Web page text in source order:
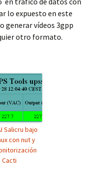
lo expuesto en este
generar vídeos 3gpp
otro formato.
Salicru bajo
con nut y
Cacti